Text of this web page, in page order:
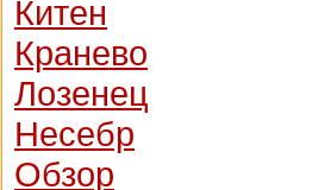
Китен
Кранево
Лозeнец
Несебр
Обзор